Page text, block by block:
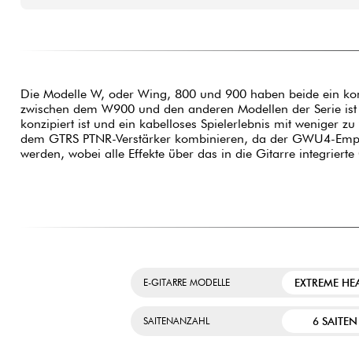
Die Modelle W, oder Wing, 800 und 900 haben beide ein
zwischen dem W900 und den anderen Modellen der Serie
konzipiert ist und ein kabelloses Spielerlebnis mit weniger
dem GTRS PTNR-Verstärker kombinieren, da der GWU4-
werden, wobei alle Effekte über das in die Gitarre integrierte
E-GITARRE MODELLE EXTREME
SAITENANZAHL 6 SAITEN